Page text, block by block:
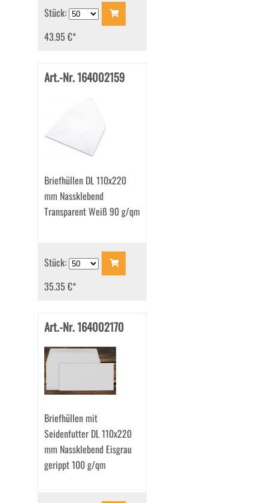
Stück:
43.95 €*
Art.-Nr. 164002159
Briefhüllen DL 110x220
mm Nassklebend
Transparent Weiß 90 g/qm
Stück:
35.35 €*
Art.-Nr. 164002170
Briefhüllen mit
Seidenfutter DL 110x220
mm Nassklebend Eisgrau
gerippt 100 g/qm